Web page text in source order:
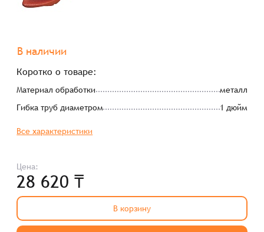
В наличии
Коротко о товаре:
Материал обработки
металл
Гибка труб диаметром
1 дюйм
Все характеристики
Цена:
28 620 ₸
В корзину